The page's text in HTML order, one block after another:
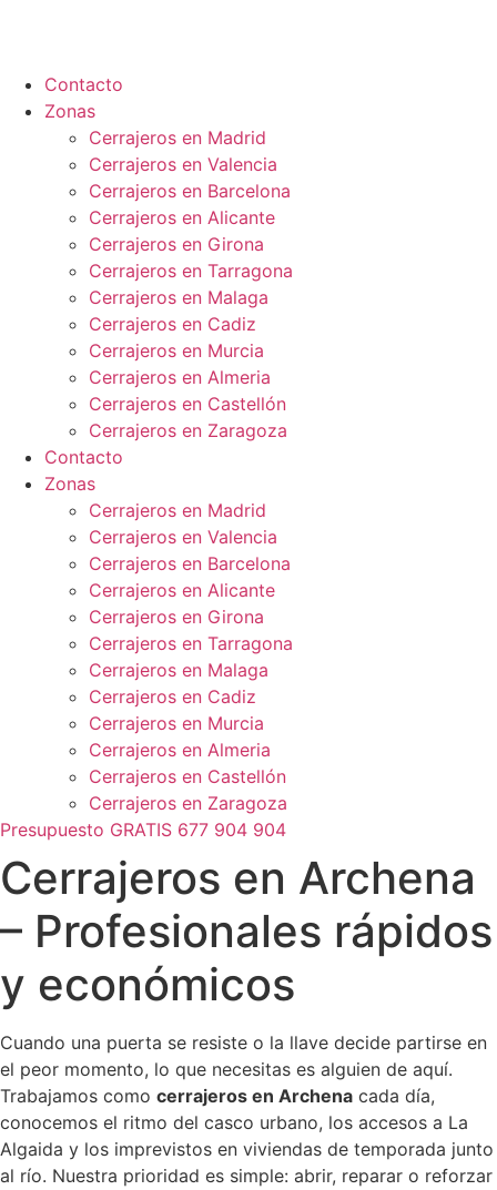
Contacto
Zonas
Cerrajeros en Madrid
Cerrajeros en Valencia
Cerrajeros en Barcelona
Cerrajeros en Alicante
Cerrajeros en Girona
Cerrajeros en Tarragona
Cerrajeros en Malaga
Cerrajeros en Cadiz
Cerrajeros en Murcia
Cerrajeros en Almeria
Cerrajeros en Castellón
Cerrajeros en Zaragoza
Contacto
Zonas
Cerrajeros en Madrid
Cerrajeros en Valencia
Cerrajeros en Barcelona
Cerrajeros en Alicante
Cerrajeros en Girona
Cerrajeros en Tarragona
Cerrajeros en Malaga
Cerrajeros en Cadiz
Cerrajeros en Murcia
Cerrajeros en Almeria
Cerrajeros en Castellón
Cerrajeros en Zaragoza
Presupuesto GRATIS 677 904 904
Cerrajeros en Archena
– Profesionales rápidos
y económicos
Cuando una puerta se resiste o la llave decide partirse en
el peor momento, lo que necesitas es alguien de aquí.
Trabajamos como cerrajeros en Archena cada día,
conocemos el ritmo del casco urbano, los accesos a La
Algaida y los imprevistos en viviendas de temporada junto
al río. Nuestra prioridad es simple: abrir, reparar o reforzar